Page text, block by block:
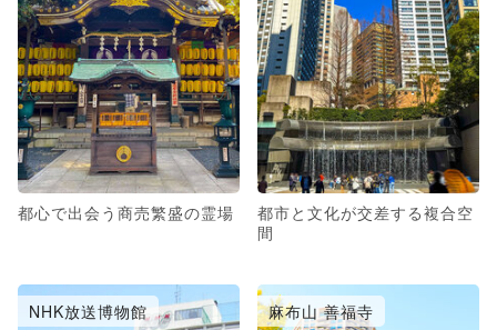
都心で出会う商売繁盛の霊場
都市と文化が交差する複合空
間
NHK放送博物館 麻布山 善福寺